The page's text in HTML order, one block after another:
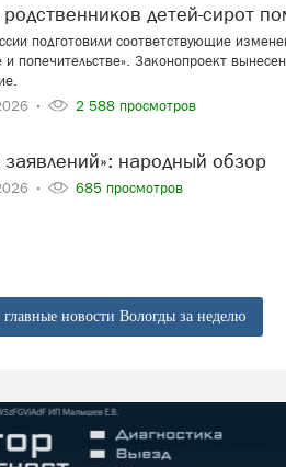
родственников детей-сирот
подготовили соответствующие
и попечительстве». Законопроект
2 588 просмотров
заявлений»: народный обзор
685 просмотров
главные новости Вологды за неделю